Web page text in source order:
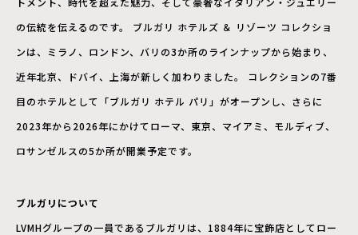
の伝統を伝えるのです。 ブルガリ ホテルズ ＆ リゾーツ コレクショ
ンは、ミラノ、ロンドン、バリの3か所のラインナップから始まり、
近年北京、ドバイ、上海が新しく加わりました。 コレクションの7番
目のホテルとして「ブルガリ ホテル パリ」がオープンし、さらに
2023年から2026年にかけてローマ、東京、マイアミ、モルディブ、
ロサンゼルスの5か所が開業予定です。
ブルガリについて
LVMHグループの一員であるブルガリは、1884年に宝飾店としてロー